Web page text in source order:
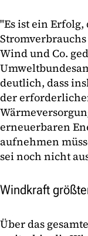
"Es ist ein
Wind und Co.
deutlich, dass
der
erneuerbaren
aufnehmen
sei noch nicht
Windkraft
Über das